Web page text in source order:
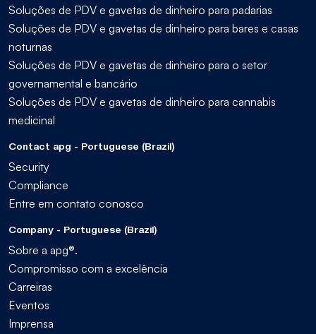
Soluções de PDV e gavetas de dinheiro para padarias
Soluções de PDV e gavetas de dinheiro para bares e casas
noturnas
Soluções de PDV e gavetas de dinheiro para o setor
governamental e bancário
Soluções de PDV e gavetas de dinheiro para cannabis
medicinal
Contact apg - Portuguese (Brazil)
Security
Compliance
Entre em contato conosco
Company - Portuguese (Brazil)
Sobre a apg®.
Compromisso com a excelência
Carreiras
Eventos
Imprensa